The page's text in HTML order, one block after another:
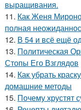
выращивания.
11. Как Женя
полная
12. В 54 и всё ещё
13. Политическая
Стопы Его Взглядов
14. Как убрать
домашние методы
15. Почему хрустят